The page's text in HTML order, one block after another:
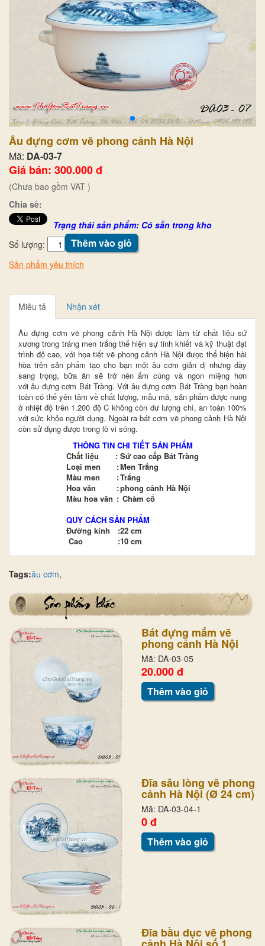
Âu đựng cơm vẽ phong cảnh Hà Nội
Mã: DA-03-7
Giá bán: 300.000 đ
(Chưa bao gồm VAT )
Chia sẻ:
Trạng thái sản phẩm: Có sẵn trong kho
Số lượng:
Thêm vào giỏ
Sản phẩm yêu thích
Miêu tả Nhận xét
Âu đựng cơm vẽ phong cảnh Hà Nội được làm từ chất liệu sứ
xương trong tráng men trắng thể hiện sự tinh khiết và kỹ thuật đạt
trình độ cao, với họa tiết vẽ phong cảnh Hà Nội được thể hiện hài
hòa trên sản phẩm tạo cho bạn một âu cơm giản dị nhưng đầy
sang trọng, bữa ăn sẽ trở nên ấm cúng và ngon miệng hơn
với âu đựng cơm Bát Tràng. Với âu đựng cơm Bát Tràng bạn hoàn
toàn có thể yên tâm về chất lượng, mẫu mã, sản phẩm được nung
ở nhiệt độ trên 1.200 độ C không còn dư lượng chì, an toàn 100%
với sức khỏe người dụng. Ngoài ra bát cơm vẽ phong cảnh Hà Nội
còn sử dụng được trong lò vi sóng.
THÔNG TIN CHI TIẾT SẢN PHẨM
Chất liệu
: Sứ cao cấp Bát Tràng
Loại men
:Men Trắng
Màu men
:Trắng
Hoa văn
:phong cảnh Hà Nội
Màu hoa văn : Chàm cổ
QUY CÁCH SẢN PHẨM
Đường kính
:22 cm
Cao
:10 cm
Tags:âu cơm,
Bát đựng mắm vẽ
phong cảnh Hà Nội
Mã: DA-03-05
20.000 đ
Thêm vào giỏ
Đĩa sâu lòng vẽ phong
cảnh Hà Nội (Ø 24 cm)
Mã: DA-03-04-1
0 đ
Thêm vào giỏ
Đĩa bầu dục vẽ phong